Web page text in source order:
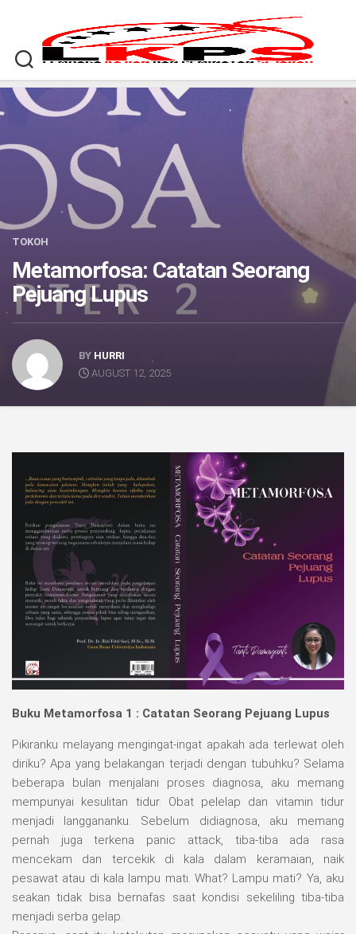
TOKOH
Metamorfosa: Catatan Seorang
Pejuang Lupus
BY HURRI
AUGUST 12, 2025
Buku Metamorfosa 1 : Catatan Seorang Pejuang Lupus
Pikiranku melayang mengingat-ingat apakah ada terlewat oleh
diriku? Apa yang belakangan terjadi dengan tubuhku? Selama
beberapa bulan menjalani proses diagnosa, aku memang
mempunyai kesulitan tidur. Obat pelelap dan vitamin tidur
menjadi langgananku. Sebelum didiagnosa, aku memang
pernah juga terkena panic attack, tiba-tiba ada rasa
mencekam dan tercekik di kala dalam keramaian, naik
pesawat atau di kala lampu mati. What? Lampu mati? Ya, aku
seakan tidak bisa bernafas saat kondisi sekeliling tiba-tiba
menjadi serba gelap.